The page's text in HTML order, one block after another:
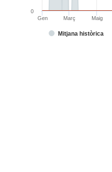
Mitjana històrica
Gen Març Maig
0